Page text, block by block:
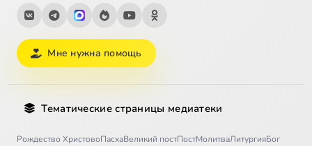
28 Ответы на вопросы
29 Православное воспитание в семье
Библия
Мне нужна помощь
Тематические страницы медиатеки
Рождество ХристовоПасхаВеликий постПостМолитваЛитургияБог